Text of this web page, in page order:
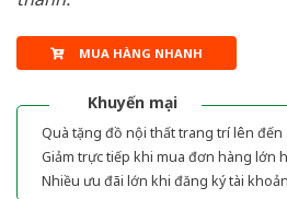
MUA HÀNG NHANH
Khuyến mại
Quà tặng đồ nội thất trang trí lên đến
Giảm trực tiếp khi mua đơn hàng lớn
Nhiều ưu đãi lớn khi đăng ký tài